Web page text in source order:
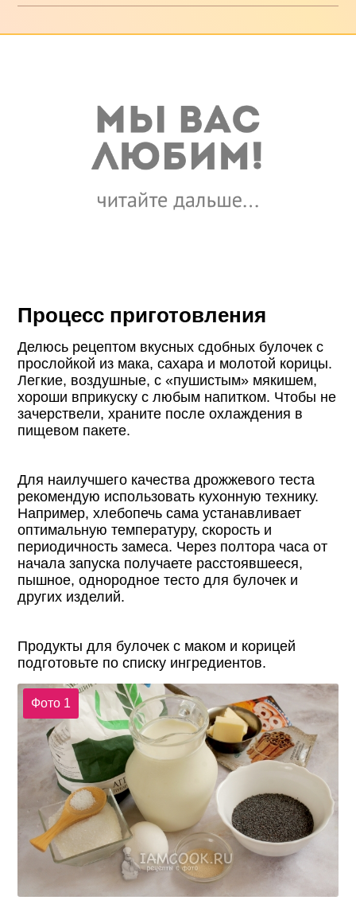
Процесс приготовления
Делюсь рецептом вкусных сдобных булочек с
прослойкой из мака, сахара и молотой корицы.
Легкие, воздушные, с «пушистым» мякишем,
хороши вприкуску с любым напитком. Чтобы не
зачерствели, храните после охлаждения в
пищевом пакете.
Для наилучшего качества дрожжевого теста
рекомендую использовать кухонную технику.
Например, хлебопечь сама устанавливает
оптимальную температуру, скорость и
периодичность замеса. Через полтора часа от
начала запуска получаете расстоявшееся,
пышное, однородное тесто для булочек и
других изделий.
Продукты для булочек с маком и корицей
подготовьте по списку ингредиентов.
Фото 1